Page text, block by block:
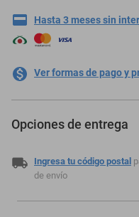
Hasta 3 meses sin
Ver formas de pago y
Opciones de entrega
Ingresa tu código postal
de envío